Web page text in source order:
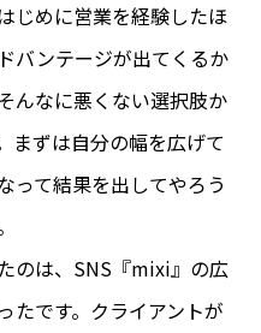
じめに営業を経験したほ
バンテージが出てくるか
んなに悪くない選択肢か
まずは自分の幅を広げて
って結果を出してやろう
のは、SNS『mixi』の広
たです。クライアントが